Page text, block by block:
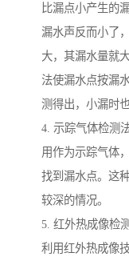
比漏点小产生的
漏水声反而小了
大，其漏水量就
法使漏水点按漏
测得出，小漏时
4. 示踪气体检测
用作为示踪气体
找到漏水点。这
较深的情况。
5. 红外热成像检
利用红外热成像